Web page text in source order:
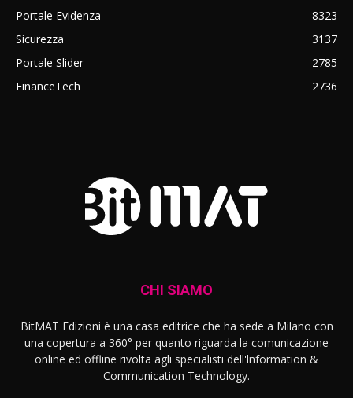
Portale Evidenza
8323
Sicurezza
3137
Portale Slider
2785
FinanceTech
2736
CHI SIAMO
BitMAT Edizioni è una casa editrice che ha sede a Milano con
una copertura a 360° per quanto riguarda la comunicazione
online ed offline rivolta agli specialisti dell'lnformation &
Communication Technology.